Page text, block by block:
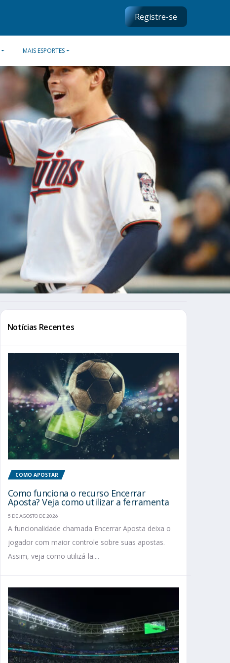
Registre-se
MAIS ESPORTES
Notícias Recentes
COMO APOSTAR
Como funciona o recurso Encerrar
Aposta? Veja como utilizar a ferramenta
5 DE AGOSTO DE 2026
A funcionalidade chamada Encerrar Aposta deixa o
jogador com maior controle sobre suas apostas.
Assim, veja como utilizá-la....